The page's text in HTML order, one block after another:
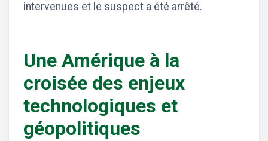
intervenues et le suspect a été arrêté.
Une Amérique à la
croisée des enjeux
technologiques et
géopolitiques